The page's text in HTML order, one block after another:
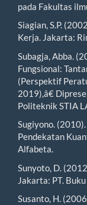
pada Fakultas
Siagian, S.P.
Kerja. Jakarta:
Subagja, Abba.
Fungsional:
(Perspektif
2019),â€
Politeknik STIA
Sugiyono.
Pendekatan
Alfabeta.
Sunyoto, D.
Jakarta: PT.
Susanto, H.